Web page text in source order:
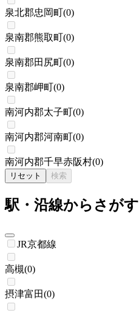
泉北郡忠岡町(0)
泉南郡熊取町(0)
泉南郡田尻町(0)
泉南郡岬町(0)
南河内郡太子町(0)
南河内郡河南町(0)
南河内郡千早赤阪村(0)
リセット 検索
駅・沿線からさがす
JR京都線
高槻(0)
摂津富田(0)